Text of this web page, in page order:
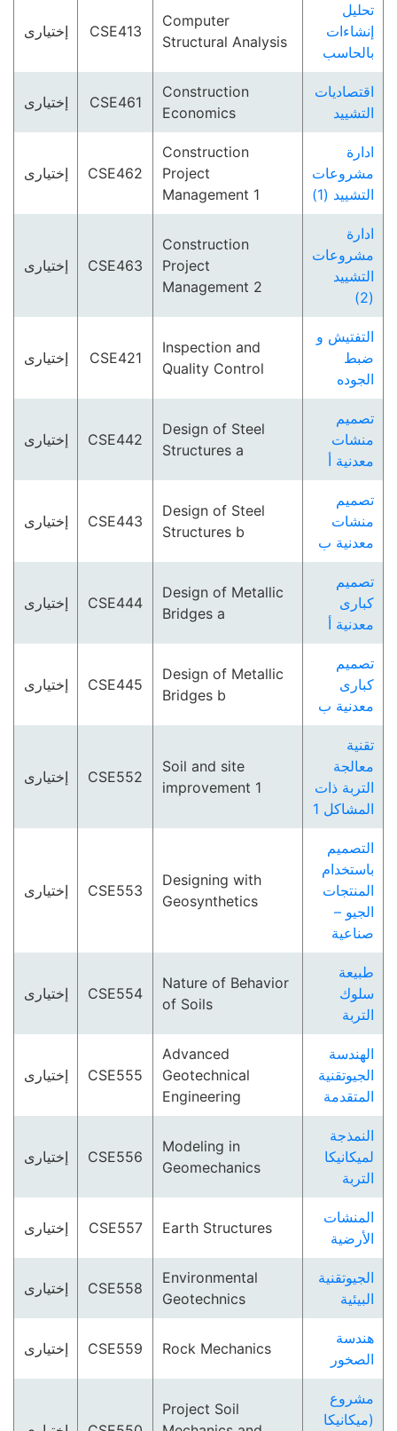
تحليل
إنشاءات
بالحاسب
Computer
Structural Analysis
CSE413 إختيارى
اقتصاديات
التشييد
Construction
Economics
CSE461 إختيارى
ادارة
مشروعات
التشييد (1)
Construction
Project
Management 1
CSE462 إختيارى
ادارة
مشروعات
التشييد
(2)
Construction
Project
Management 2
CSE463 إختيارى
التفتيش و
ضبط
الجوده
Inspection and
Quality Control
CSE421 إختيارى
تصميم
منشات
معدنية أ
Design of Steel
Structures a
CSE442 إختيارى
تصميم
منشات
معدنية ب
Design of Steel
Structures b
CSE443 إختيارى
تصميم
كبارى
معدنية أ
Design of Metallic
Bridges a
CSE444 إختيارى
تصميم
كبارى
معدنية ب
Design of Metallic
Bridges b
CSE445 إختيارى
تقنية
معالجة
التربة ذات
المشاكل 1
Soil and site
improvement 1
CSE552 إختيارى
التصميم
باستخدام
المنتجات
الجيو –
صناعية
Designing with
Geosynthetics
CSE553 إختيارى
طبيعة
سلوك
التربة
Nature of Behavior
of Soils
CSE554 إختيارى
الهندسة
الجيوتقنية
المتقدمة
Advanced
Geotechnical
Engineering
CSE555 إختيارى
النمذجة
لميكانيكا
التربة
Modeling in
Geomechanics
CSE556 إختيارى
المنشات
الأرضية
Earth Structures
CSE557 إختيارى
الجيوتقنية
البيئية
Environmental
Geotechnics
CSE558 إختيارى
هندسة
الصخور
Rock Mechanics
CSE559 إختيارى
مشروع
(ميكانيكا
Project Soil